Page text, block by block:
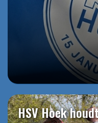
HSV Hoek